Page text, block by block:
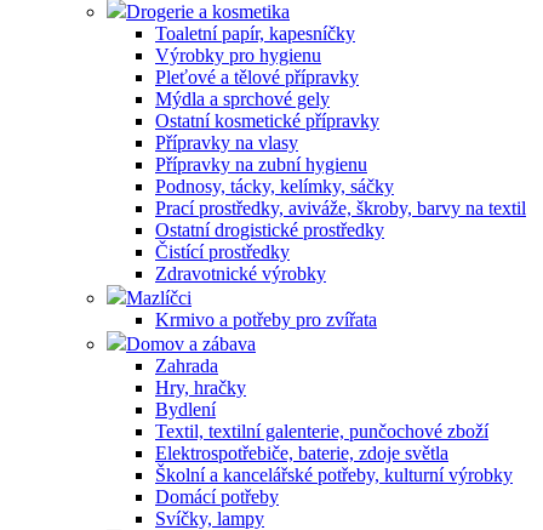
Drogerie a kosmetika
Toaletní papír, kapesníčky
Výrobky pro hygienu
Pleťové a tělové přípravky
Mýdla a sprchové gely
Ostatní kosmetické přípravky
Přípravky na vlasy
Přípravky na zubní hygienu
Podnosy, tácky, kelímky, sáčky
Prací prostředky, aviváže, škroby, barvy na textil
Ostatní drogistické prostředky
Čistící prostředky
Zdravotnické výrobky
Mazlíčci
Krmivo a potřeby pro zvířata
Domov a zábava
Zahrada
Hry, hračky
Bydlení
Textil, textilní galenterie, punčochové zboží
Elektrospotřebiče, baterie, zdoje světla
Školní a kancelářské potřeby, kulturní výrobky
Domácí potřeby
Svíčky, lampy